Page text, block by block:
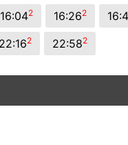
16:042 16:262
22:162 22:582